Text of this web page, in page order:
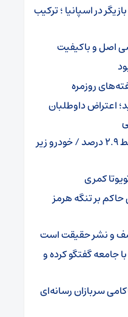
در اسپانیا ؛ ترکیب
اصل و باکیفیت
روزمره
به ۹ روز رسید؛ اعتراض داوطلبان
دلار ۴ درصد ریخت، ۲۰۷ فقط ۲.۹ درصد / خودرو زیر
بر تنگه هرمز
و نشر حقیقت است
جامعه گفتگو کرده و
سربازان رسانه‌ای